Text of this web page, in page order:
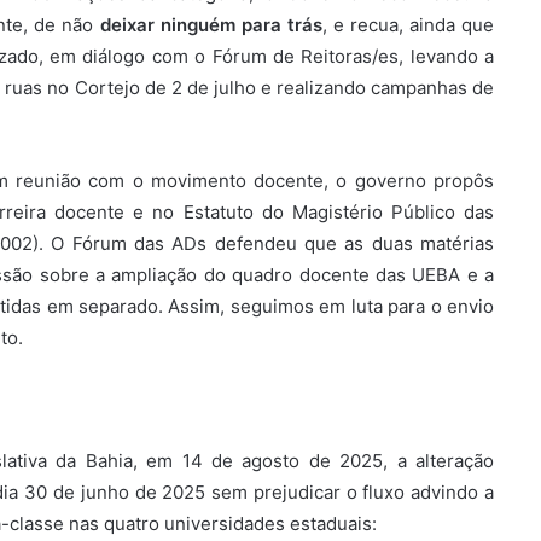
de não deixar ninguém para trás, e recua, ainda que
em diálogo com o Fórum de Reitoras/es, levando a
no Cortejo de 2 de julho e realizando campanhas de
com o movimento docente, o governo propôs
docente e no Estatuto do Magistério Público das
O Fórum das ADs defendeu que as duas matérias
sobre a ampliação do quadro docente das UEBA e a
em separado. Assim, seguimos em luta para o envio
da Bahia, em 14 de agosto de 2025, a alteração
30 de junho de 2025 sem prejudicar o fluxo advindo a
nas quatro universidades estaduais: